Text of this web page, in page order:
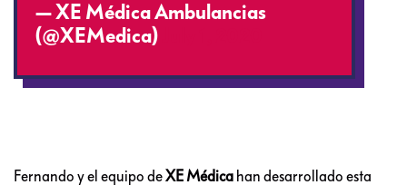
— XE Médica Ambulancias
(@XEMedica)
Fernando y el equipo deXE Médica han desarrollado esta